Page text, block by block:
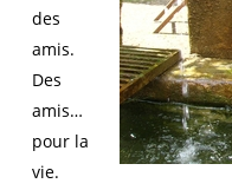
des
amis.
Des
amis…
pour la
vie.